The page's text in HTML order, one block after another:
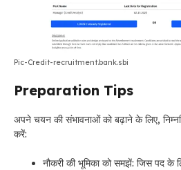
Pic-Credit-recruitment.bank.sbi
Preparation Tips
अपने चयन की संभावनाओं को बढ़ाने के लिए,
करें:
नौकरी की भूमिका को समझें: जिस पद